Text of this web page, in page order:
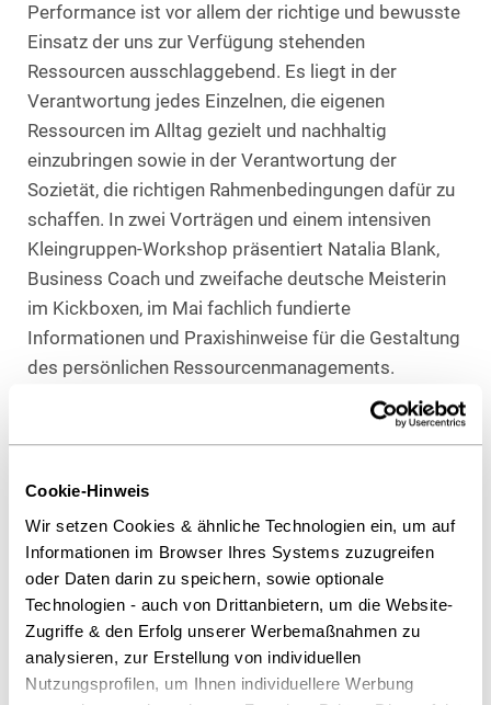
Cookie-Hinweis
Wir setzen Cookies & ähnliche Technologien ein, um auf
Informationen im Browser Ihres Systems zuzugreifen
oder Daten darin zu speichern, sowie optionale
Technologien - auch von Drittanbietern, um die Website-
Zugriffe & den Erfolg unserer Werbemaßnahmen zu
analysieren, zur Erstellung von individuellen
Nutzungsprofilen, um Ihnen individuellere Werbung
Performance ist vor allem der richtige und bewusste
Einsatz der uns zur Verfügung stehenden
Ressourcen ausschlaggebend. Es liegt in der
Verantwortung jedes Einzelnen, die eigenen
Ressourcen im Alltag gezielt und nachhaltig
einzubringen sowie in der Verantwortung der
Sozietät, die richtigen Rahmenbedingungen dafür zu
schaffen. In zwei Vorträgen und einem intensiven
Kleingruppen-Workshop präsentiert Natalia Blank,
Business Coach und zweifache deutsche Meisterin
im Kickboxen, im Mai fachlich fundierte
Informationen und Praxishinweise für die Gestaltung
des persönlichen Ressourcenmanagements.
Darüber hinaus unterstützen wir unsere Kolleginnen
und Kollegen mit dem Videokurs „Mindset Session –
kurzen Videoeinheiten erläutert er, welche Bedeutung
ein positives Mindset für die mentale Gesundheit hat
und wie es sich bewusst stärken lässt, um
Herausforderungen im Alltag resilienter zu
begegnen. Das E-Learning Angebot ermöglicht allen
Interessentinnen und Interessenten die Module zeit-